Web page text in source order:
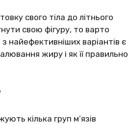
свого тіла до літнього
свою фігуру, то варто
найефективніших варіантів є
жиру і як її правильно
кілька груп м’язів